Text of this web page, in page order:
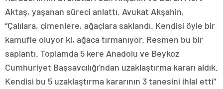
Aktaş, yaşanan süreci anlattı. Avukat Akşahin,
“Çalılara, çimenlere, ağaçlara saklandı. Kendisi öyle bir
kamufle oluyor ki, ağaca tırmanıyor. Resmen bu bir
saplantı. Toplamda 5 kere Anadolu ve Beykoz
Cumhuriyet Başsavcılığı’ndan uzaklaştırma kararı aldık.
Kendisi bu 5 uzaklaştırma kararının 3 tanesini ihlal etti”